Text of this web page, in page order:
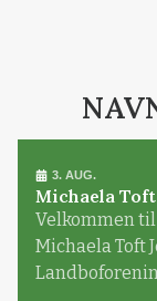
3. AUG.
Michaela Toft
Velkommen
Michaela Toft